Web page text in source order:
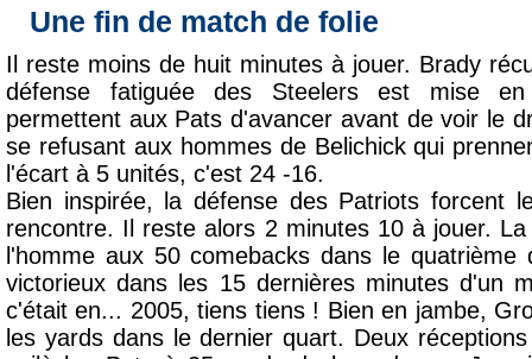
Une fin de match de folie
Il reste moins de huit minutes à jouer. Brady
défense fatiguée des Steelers est mise
permettent aux Pats d'avancer avant de voir le
se refusant aux hommes de Belichick qui
l'écart à 5 unités, c'est 24 -16.
Bien inspirée, la défense des Patriots forcent
rencontre. Il reste alors 2 minutes 10 à jouer.
l'homme aux 50 comebacks dans le
victorieux dans les 15 dernières minutes d'un
c'était en... 2005, tiens tiens ! Bien en jambe,
les yards dans le dernier quart. Deux